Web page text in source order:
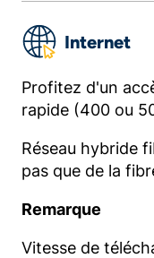
Internet
Profitez d'un
rapide (400 ou
Réseau hybride
pas que de la
Remarque
Vitesse de